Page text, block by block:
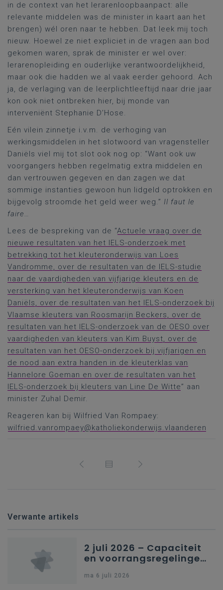
in de context van het lerarenloopbaanpact: alle
relevante middelen was de minister in kaart aan het
brengen) wél oren naar te hebben. Dat leek mij toch
nieuw. Hoewel ze niet expliciet in de vragen aan bod
gekomen waren, sprak de minister er wel over:
lerarenopleiding en ouderlijke verantwoordelijkheid,
maar ook die hadden we al vaak eerder gehoord. Ach
ja, de verlaging van de leerplichtleeftijd naar drie jaar
kon ook niet ontbreken hier, bij monde van
interveniënt Stephanie D’Hose.
Eén vilein zinnetje i.v.m. de verhoging van
werkingsmiddelen in het slotwoord van vragensteller
Daniëls viel mij tot slot ook nog op: “Want ook uw
voorgangers hebben regelmatig extra middelen en
dan vertrouwen gegeven en dan zagen we dat
sommige instanties gewoon hun lidgeld optrokken en
bijgevolg stroomde het geld weer weg.” Il faut le
faire…
Lees de bespreking van de “Actuele vraag over de
nieuwe resultaten van het IELS-onderzoek met
betrekking tot het kleuteronderwijs van Loes
Vandromme, over de resultaten van de IELS-studie
naar de vaardigheden van vijfjarige kleuters en de
versterking van het kleuteronderwijs van Koen
Daniëls, over de resultaten van het IELS-onderzoek bij
Vlaamse kleuters van Roosmarijn Beckers, over de
resultaten van het IELS-onderzoek van de OESO over
vaardigheden van kleuters van Kim Buyst, over de
resultaten van het OESO-onderzoek bij vijfjarigen en
de nood aan extra handen in de kleuterklas van
Hannelore Goeman en over de resultaten van het
IELS-onderzoek bij kleuters van Line De Witte” aan
minister Zuhal Demir.
Reageren kan bij Wilfried Van Rompaey:
wilfried.vanrompaey@katholiekonderwijs.vlaanderen
Verwante artikels
2 juli 2026 – Capaciteit
en voorrangsregelingen
secundair onderwijs in
ma 6 juli 2026